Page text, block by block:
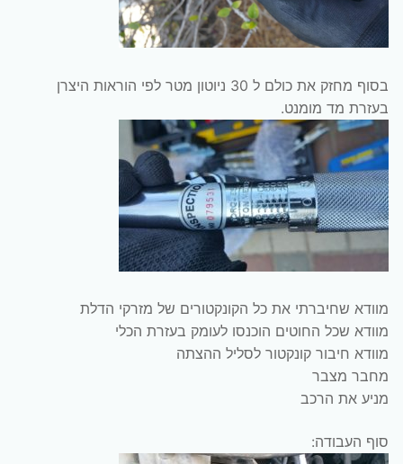
בסוף מחזק את כולם ל 30 ניוטון מטר לפי הוראות היצרן
בעזרת מד מומנט.
מוודא שחיברתי את כל הקונקטורים של מזרקי הדלת
מוודא שכל החוטים הוכנסו לעומק בעזרת הכלי
מוודא חיבור קונקטור לסליל ההצתה
מחבר מצבר
מניע את הרכב
סוף העבודה: